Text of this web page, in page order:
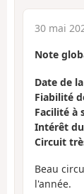
30 mai
Note
Date de
Fiabilité
Facilité à
Intérêt
Circuit
Beau
l'année.